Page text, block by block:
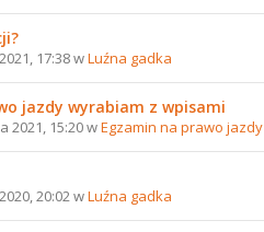
17:38 wLuźna gadka
jazdy wyrabiam z wpisami
2021, 15:20 wEgzamin na prawo jazdy
20:02 wLuźna gadka